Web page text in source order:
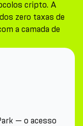
cripto. A
zero taxas de
a camada de
— o acesso